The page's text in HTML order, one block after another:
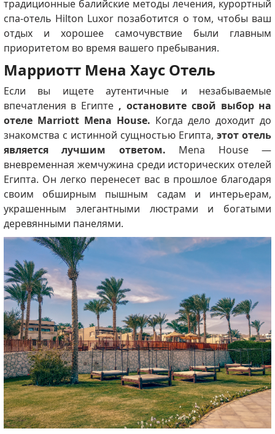
традиционные балийские методы лечения, курортный
спа-отель Hilton Luxor позаботится о том, чтобы ваш
отдых и хорошее самочувствие были главным
приоритетом во время вашего пребывания.
Марриотт Мена Хаус Отель
Если вы ищете аутентичные и незабываемые
впечатления в Египте , остановите свой выбор на
отеле Marriott Mena House. Когда дело доходит до
знакомства с истинной сущностью Египта,этот отель
является лучшим ответом. Mena House —
вневременная жемчужина среди исторических отелей
Египта. Он легко перенесет вас в прошлое благодаря
своим обширным пышным садам и интерьерам,
украшенным элегантными люстрами и богатыми
деревянными панелями.